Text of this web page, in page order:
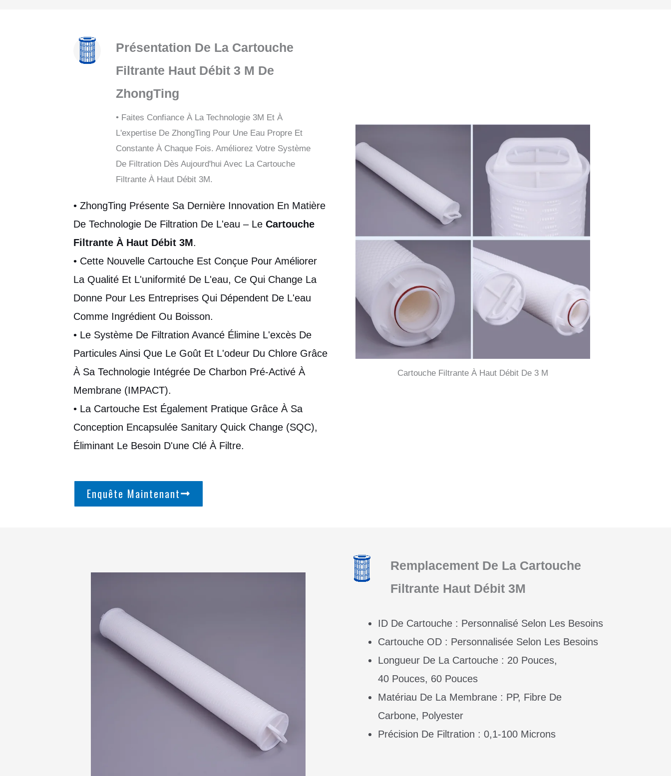
Présentation De La Cartouche
Filtrante Haut Débit 3 M De
ZhongTing
• Faites Confiance À La Technologie 3M Et À
L'expertise De ZhongTing Pour Une Eau Propre Et
Constante À Chaque Fois. Améliorez Votre Système
De Filtration Dès Aujourd'hui Avec La Cartouche
Filtrante À Haut Débit 3M.
• ZhongTing Présente Sa Dernière Innovation En Matière
De Technologie De Filtration De L'eau – Le Cartouche
Filtrante À Haut Débit 3M.
• Cette Nouvelle Cartouche Est Conçue Pour Améliorer
La Qualité Et L'uniformité De L'eau, Ce Qui Change La
Donne Pour Les Entreprises Qui Dépendent De L'eau
Comme Ingrédient Ou Boisson.
• Le Système De Filtration Avancé Élimine L'excès De
Particules Ainsi Que Le Goût Et L'odeur Du Chlore Grâce
À Sa Technologie Intégrée De Charbon Pré-Activé À
Membrane (IMPACT).
• La Cartouche Est Également Pratique Grâce À Sa
Conception Encapsulée Sanitary Quick Change (SQC),
Éliminant Le Besoin D'une Clé À Filtre.
Enquête Maintenant
Cartouche Filtrante À Haut Débit De 3 M
Remplacement De La Cartouche
Filtrante Haut Débit 3M
ID De Cartouche : Personnalisé Selon Les Besoins
Cartouche OD : Personnalisée Selon Les Besoins
Longueur De La Cartouche : 20 Pouces,
40 Pouces, 60 Pouces
Matériau De La Membrane : PP, Fibre De
Carbone, Polyester
Précision De Filtration : 0,1-100 Microns